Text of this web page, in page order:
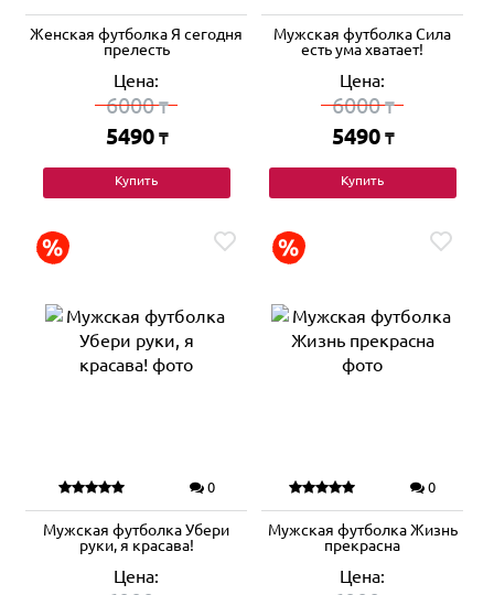
Женская футболка Я сегодня
прелесть
Цена:
6000₸
5490 ₸
Купить
Мужская футболка Сила
есть ума хватает!
Цена:
6000₸
5490 ₸
Купить
0
Мужская футболка Убери
руки, я красава!
Цена:
0
Мужская футболка Жизнь
прекрасна
Цена: